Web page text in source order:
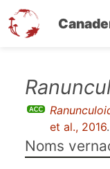
contenu
et al., 2016.
Noms